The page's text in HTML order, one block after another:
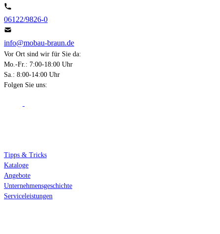
06122/9826-0
info@mobau-braun.de
Vor Ort sind wir für Sie da:
Mo.-Fr.: 7:00-18:00 Uhr
Sa.: 8:00-14:00 Uhr
Folgen Sie uns:
Tipps & Tricks
Kataloge
Angebote
Unternehmensgeschichte
Serviceleistungen